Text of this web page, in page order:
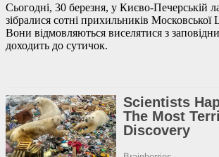
Сьогодні, 30 березня, у Києво-Печерській
зібралися сотні прихильників Московської
Вони відмовляються виселятися з
доходить до сутичок.